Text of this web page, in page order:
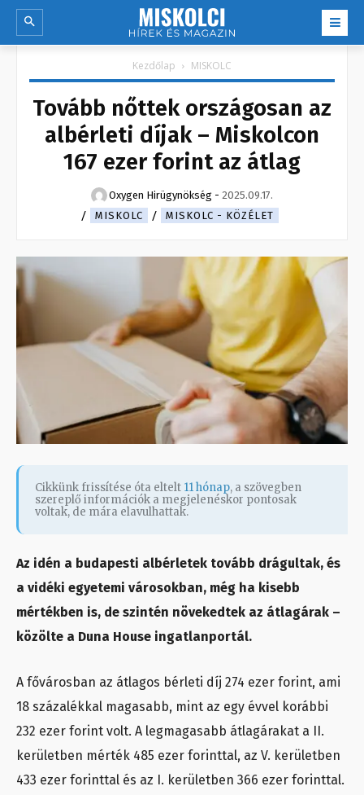
Kezdőlap MISKOLC
Tovább nőttek országosan az
albérleti díjak – Miskolcon
167 ezer forint az átlag
Oxygen Hirügynökség - 2025.09.17.
MISKOLC
MISKOLC - KÖZÉLET
Cikkünk frissítése óta eltelt 11 hónap, a szövegben
szereplő információk a megjelenéskor pontosak
voltak, de mára elavulhattak.
Az idén a budapesti albérletek tovább drágultak, és
a vidéki egyetemi városokban, még ha kisebb
mértékben is, de szintén növekedtek az átlagárak –
közölte a Duna House ingatlanportál.
A fővárosban az átlagos bérleti díj 274 ezer forint, ami
18 százalékkal magasabb, mint az egy évvel korábbi
232 ezer forint volt. A legmagasabb átlagárakat a II.
kerületben mérték 485 ezer forinttal, az V. kerületben
433 ezer forinttal és az I. kerületben 366 ezer forinttal.